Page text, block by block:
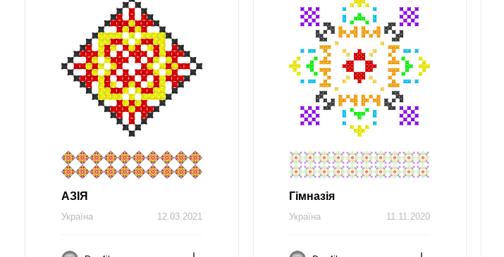
АЗІЯ
12.03.2021
Україна
Гімназія
11.11.2020
Україна